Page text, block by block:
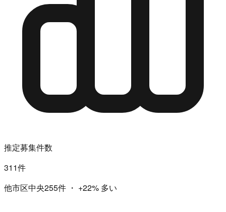
推定募集件数
311件
他市区中央255件 ・ +22% 多い